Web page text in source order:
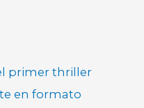
primer thriller
en formato